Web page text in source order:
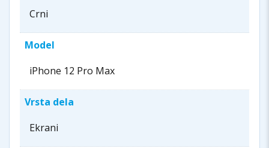
Crni
Model
iPhone 12 Pro Max
Vrsta dela
Ekrani